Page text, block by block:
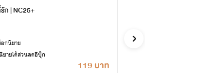
ๆคนนี้ 💕
ก | NC25+
119 บาท
กนิยาย
ยายได้ส่วนลดอีบุ๊ก